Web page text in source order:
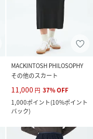
MACKINTOSH PHILOSOPHY
その他のスカート
11,000 円 37%OFF
1,000ポイント(10%ポイント
バック)